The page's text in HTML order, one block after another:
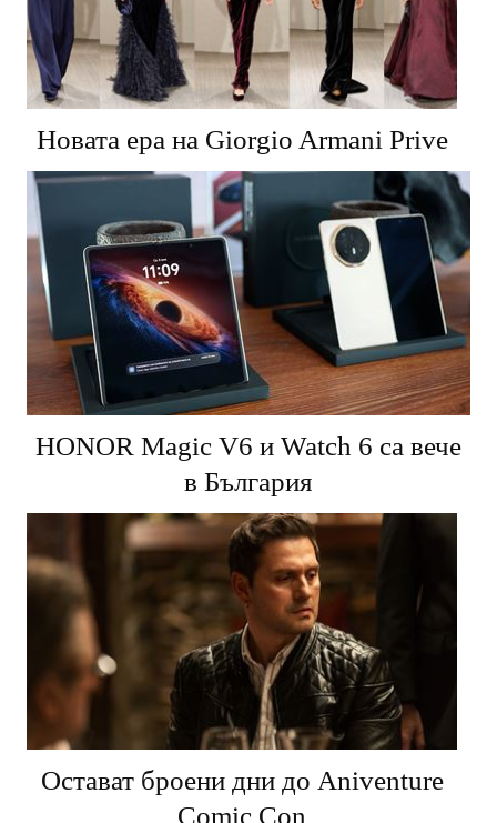
Новата ера на Giorgio Armani Prive
HONOR Magic V6 и Watch 6 са вече
в България
Остават броени дни до Aniventure
Comic Con